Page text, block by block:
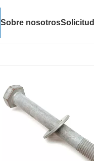
Sobre nosotrosSolicitud